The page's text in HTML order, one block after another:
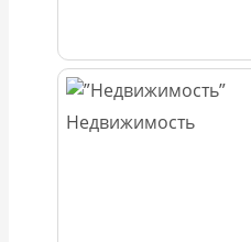
Недвижимость